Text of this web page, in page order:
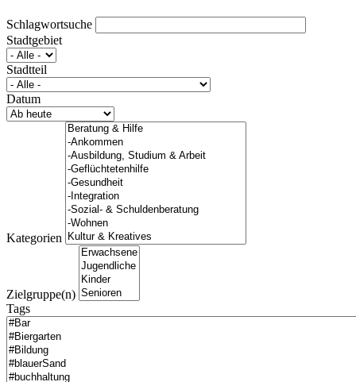
Schlagwortsuche
Stadtgebiet
Stadtteil
Datum
Kategorien
Zielgruppe(n)
Tags